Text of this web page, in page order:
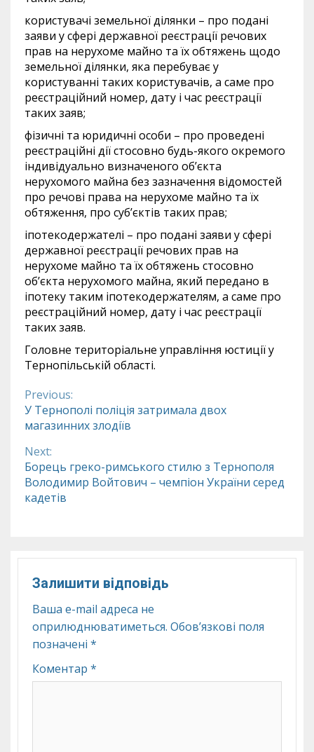
користувачі земельної ділянки – про подані
заяви у сфері державної реєстрації речових
прав на нерухоме майно та їх обтяжень щодо
земельної ділянки, яка перебуває у
користуванні таких користувачів, а саме про
реєстраційний номер, дату і час реєстрації
таких заяв;
фізичні та юридичні особи – про проведені
реєстраційні дії стосовно будь-якого окремого
індивідуально визначеного об’єкта
нерухомого майна без зазначення відомостей
про речові права на нерухоме майно та їх
обтяження, про суб’єктів таких прав;
іпотекодержателі – про подані заяви у сфері
державної реєстрації речових прав на
нерухоме майно та їх обтяжень стосовно
об’єкта нерухомого майна, який передано в
іпотеку таким іпотекодержателям, а саме про
реєстраційний номер, дату і час реєстрації
таких заяв.
Головне територіальне управління юстиції у
Тернопільській області.
Continue
Reading
Previous:
У Тернополі поліція затримала двох
магазинних злодіїв
Next:
Борець греко-римського стилю з Тернополя
Володимир Войтович – чемпіон України серед
кадетів
Залишити відповідь
Ваша e-mail адреса не
оприлюднюватиметься. Обов’язкові поля
позначені *
Коментар *